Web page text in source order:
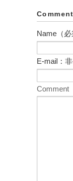
Comment
Name（必
E-mail：
Comment